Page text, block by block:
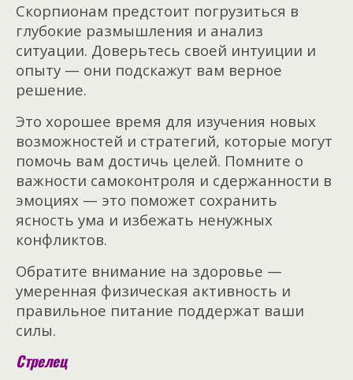
Скорпионам предстоит погрузиться в
глубокие размышления и анализ
ситуации. Доверьтесь своей интуиции и
опыту — они подскажут вам верное
решение.
Это хорошее время для изучения новых
возможностей и стратегий, которые могут
помочь вам достичь целей. Помните о
важности самоконтроля и сдержанности в
эмоциях — это поможет сохранить
ясность ума и избежать ненужных
конфликтов.
Обратите внимание на здоровье —
умеренная физическая активность и
правильное питание поддержат ваши
силы.
Стрелец